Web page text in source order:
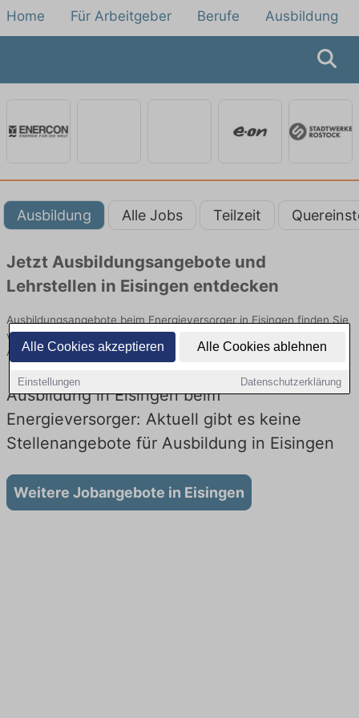
Alle Cookies akzeptieren Alle Cookies ablehnen
Einstellungen Datenschutzerklärung
Home Für Arbeitgeber Berufe Ausbildung
Ausbildung Alle Jobs Teilzeit
Jetzt Ausbildungsangebote und
Lehrstellen in Eisingen entdecken
Ausbildungsangebote beim Energieversorger in Eisingen finden Sie
von namhaften Firmen. Entdecken Sie freie Optionen von Top-
Arbeitgebern und bewerben Sie sich noch heute.
Ausbildung in Eisingen beim
Energieversorger: Aktuell gibt es keine
Stellenangebote für Ausbildung in Eisingen
Weitere Jobangebote in Eisingen